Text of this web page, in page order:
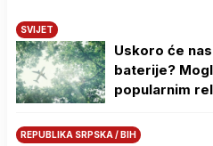
SVIJET
Uskoro će
baterije?
popularnim
REPUBLIKA SRPSKA / BIH